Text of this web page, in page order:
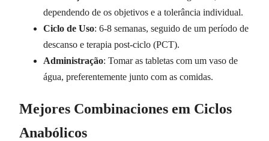
dependendo de os objetivos e a tolerância individual.
Ciclo de Uso: 6-8 semanas, seguido de um período de
descanso e terapia post-ciclo (PCT).
Administração: Tomar as tabletas com um vaso de
água, preferentemente junto com as comidas.
Mejores Combinaciones em Ciclos
Anabólicos